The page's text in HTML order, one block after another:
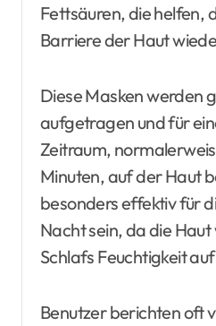
Fettsäuren, die helfen,
Barriere der Haut
Diese Masken werden
aufgetragen und für
Zeitraum,
Minuten, auf der Haut
besonders effektiv für
Nacht sein, da die
Schlafs Feuchtigkeit
Benutzer berichten oft